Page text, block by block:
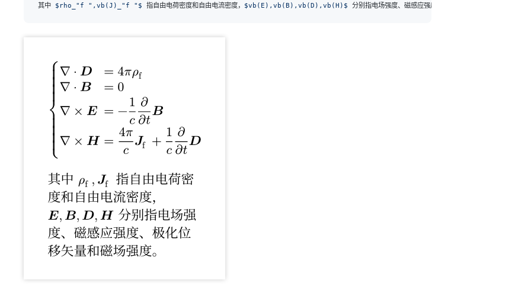
其中 $rho_"f ",vb(J)_"f "$ 指自由电荷密度和自由电流密度， $vb(E),vb(B),vb(D),vb(H)$ 分别指电场强度、磁感应强度、极化位移矢量和磁场强度。